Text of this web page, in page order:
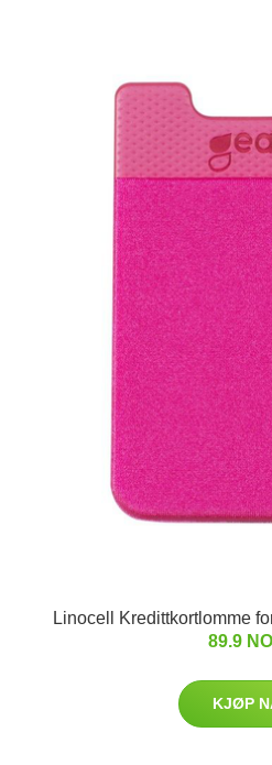
Linocell Kredittkortlomme
89.9
KJØP